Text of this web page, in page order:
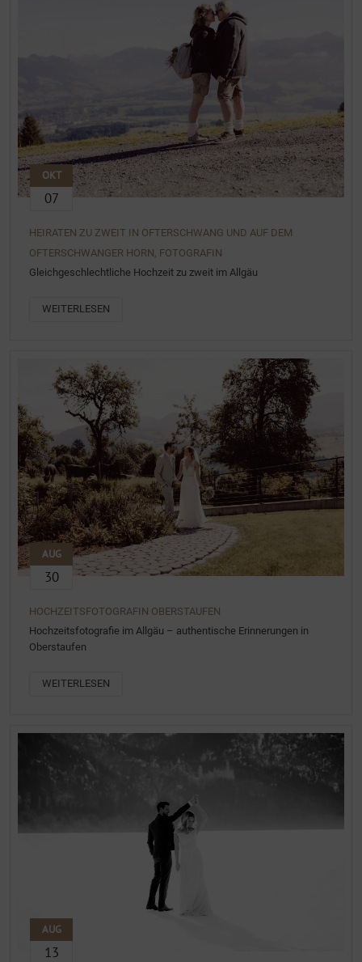
OKT
07
HEIRATEN ZU ZWEIT IN OFTERSCHWANG UND AUF DEM
OFTERSCHWANGER HORN, FOTOGRAFIN
Gleichgeschlechtliche Hochzeit zu zweit im Allgäu
WEITERLESEN
AUG
30
HOCHZEITSFOTOGRAFIN OBERSTAUFEN
Hochzeitsfotografie im Allgäu – authentische Erinnerungen in
Oberstaufen
WEITERLESEN
AUG
13